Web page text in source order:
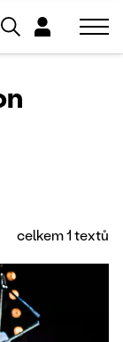
celkem 1 textů